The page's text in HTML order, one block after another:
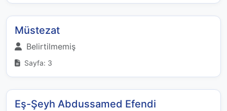
Müstezat
Belirtilmemiş
Sayfa: 3
Eş-Şeyh Abdussamed Efendi